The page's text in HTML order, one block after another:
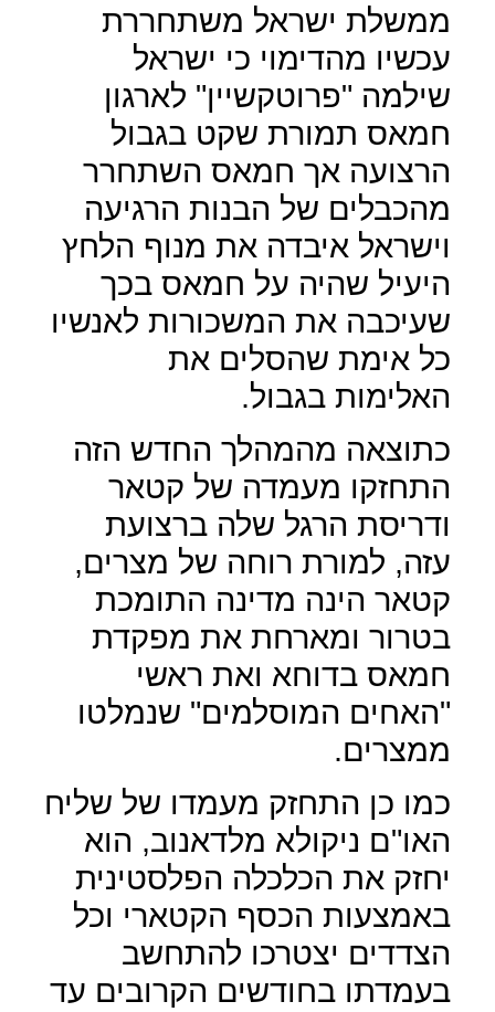
ממשלת ישראל משתחררת
עכשיו מהדימוי כי ישראל
שילמה "פרוטקשיין" לארגון
חמאס תמורת שקט בגבול
הרצועה אך חמאס השתחרר
מהכבלים של הבנות הרגיעה
וישראל איבדה את מנוף הלחץ
היעיל שהיה על חמאס בכך
שעיכבה את המשכורות לאנשיו
כל אימת שהסלים את
האלימות בגבול.
כתוצאה מהמהלך החדש הזה
התחזקו מעמדה של קטאר
ודריסת הרגל שלה ברצועת
עזה, למורת רוחה של מצרים,
קטאר הינה מדינה התומכת
בטרור ומארחת את מפקדת
חמאס בדוחא ואת ראשי
"האחים המוסלמים" שנמלטו
ממצרים.
כמו כן התחזק מעמדו של שליח
האו"ם ניקולא מלדאנוב, הוא
יחזק את הכלכלה הפלסטינית
באמצעות הכסף הקטארי וכל
הצדדים יצטרכו להתחשב
בעמדתו בחודשים הקרובים עד